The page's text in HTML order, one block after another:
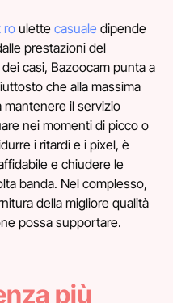
ro ulette casuale dipende
prestazioni del
casi, Bazoocam punta a
che alla massima
il servizio
nei momenti di picco o
i ritardi e i pixel, è
e chiudere le
banda. Nel complesso,
della migliore qualità
possa supportare.
più